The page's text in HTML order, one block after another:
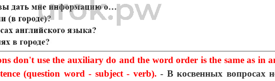
don't use the auxiliary do and the word order is the same as in
(question word - subject - verb). - В косвенных вопросах